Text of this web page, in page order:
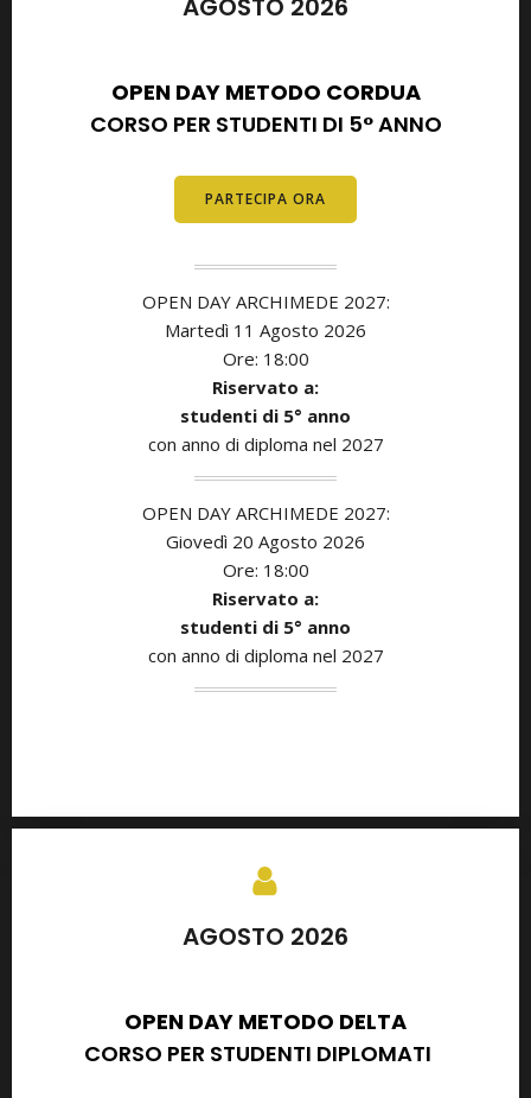
AGOSTO 2026
OPEN DAY METODO CORDUA
CORSO PER STUDENTI DI 5° ANNO
PARTECIPA ORA
OPEN DAY ARCHIMEDE 2027:
Martedì 11 Agosto 2026
Ore: 18:00
Riservato a:
studenti di 5° anno
con anno di diploma nel 2027
OPEN DAY ARCHIMEDE 2027:
Giovedì 20 Agosto 2026
Ore: 18:00
Riservato a:
studenti di 5° anno
con anno di diploma nel 2027
AGOSTO 2026
OPEN DAY METODO DELTA
CORSO PER STUDENTI DIPLOMATI